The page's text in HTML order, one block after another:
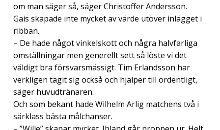
om man säger så, säger Christoffer Andersson.
Gais skapade inte mycket av värde utöver inlägget i
ribban.
– De hade något vinkelskott och några halvfarliga
omställningar men generellt sett så löste vi det
väldigt bra försvarsmässigt. Tim Erlandsson har
verkligen tagit sig också och hjälper till ordentligt,
säger huvudtränaren.
Och som bekant hade Wilhelm Ärlig matchens två i
särklass bästa målchanser.